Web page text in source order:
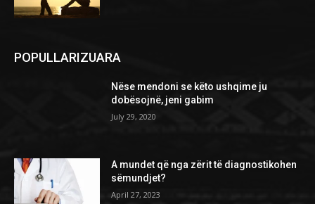
POPULLARIZUARA
Nëse mendoni se këto ushqime ju
dobësojnë, jeni gabim
July 29, 2020
A mundet që nga zërit të diagnostikohen
sëmundjet?
April 27, 2023